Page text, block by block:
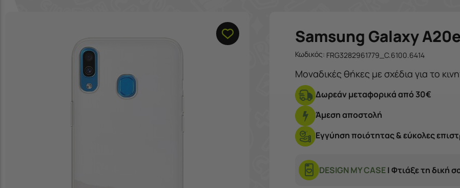
Samsung Galaxy A20e
Κωδικός: FRG3282961779_C.6100.6414
Μοναδικές θήκες με σχέδια για το
Δωρεάν μεταφορικά από 30€
Άμεση αποστολή
Εγγύηση ποιότητας & εύκολες
DESIGN MY CASE| Φτιάξε τη δική